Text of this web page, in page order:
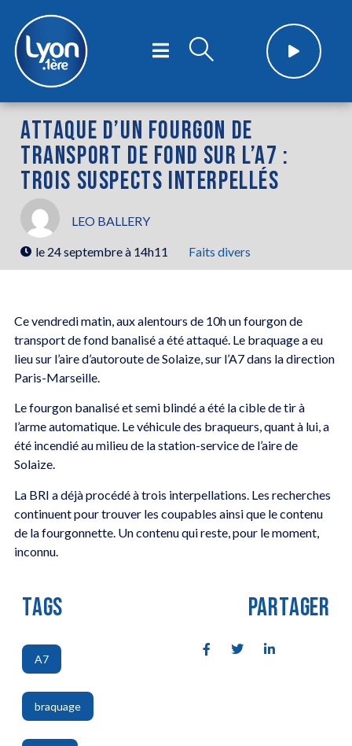
ATTAQUE D’UN FOURGON DE
TRANSPORT DE FOND SUR L’A7 :
TROIS SUSPECTS INTERPELLÉS
LEO BALLERY
le 24 septembre à 14h11 Faits divers
Ce vendredi matin, aux alentours de 10h un fourgon de
transport de fond banalisé a été attaqué. Le braquage a eu
lieu sur l’aire d’autoroute de Solaize, sur l’A7 dans la direction
Paris-Marseille.
Le fourgon banalisé et semi blindé a été la cible de tir à
l’arme automatique. Le véhicule des braqueurs, quant à lui, a
été incendié au milieu de la station-service de l’aire de
Solaize.
La BRI a déjà procédé à trois interpellations. Les recherches
continuent pour trouver les coupables ainsi que le contenu
de la fourgonnette. Un contenu qui reste, pour le moment,
inconnu.
TAGS
A7
,
braquage
,
PARTAGER